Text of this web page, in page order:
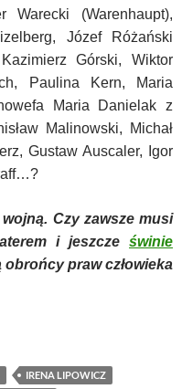
Warecki (Warenhaupt),
Józef Różański
Górski, Wiktor
Paulina Kern, Maria
Maria Danielak z
Malinowski, Michał
Gustaw Auscaler, Igor
Czy zawsze musi
i jeszcze świnie
obrońcy praw człowieka
IRENA LIPOWICZ